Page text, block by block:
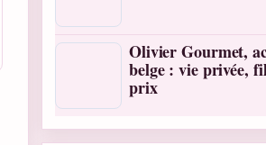
Olivier Gourmet,
belge : vie privée,
prix